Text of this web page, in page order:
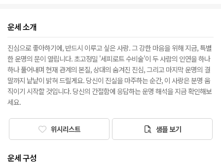
운세 소개
진심으로 좋아하기에, 반드시 이루고 싶은 사랑. 그 강한 마음을 위해 지금, 특별
한 운명의 문이 열립니다. 초고정밀 '세피로트 수비술'이 두 사람의 인연을 하나
하나 풀어내며 현재 관계의 본질, 상대의 숨겨진 진심, 그리고 마지막 운명의 결
말까지 낱낱이 밝혀 드릴게요. 당신이 진실을 마주하는 순간, 이 사랑은 분명 움
직이기 시작할 것입니다. 당신의 간절함에 응답하는 운명 해석을 지금 확인해보
세요.
위시리스트 샘플 보기
운세 구성